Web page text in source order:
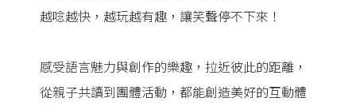
越唸越快，越玩越有趣，讓笑聲停不下來！
感受語言魅力與創作的樂趣，拉近彼此的距離，
從親子共讀到團體活動，都能創造美好的互動體